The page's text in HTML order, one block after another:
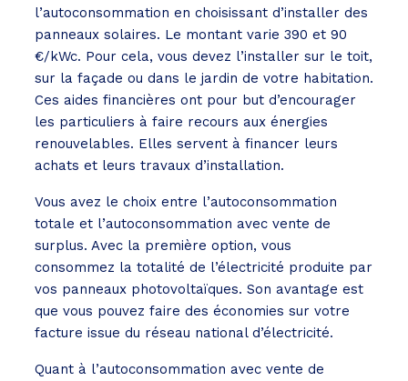
l’autoconsommation en choisissant d’installer des
panneaux solaires. Le montant varie 390 et 90
€/kWc. Pour cela, vous devez l’installer sur le toit,
sur la façade ou dans le jardin de votre habitation.
Ces aides financières ont pour but d’encourager
les particuliers à faire recours aux énergies
renouvelables. Elles servent à financer leurs
achats et leurs travaux d’installation.
Vous avez le choix entre l’autoconsommation
totale et l’autoconsommation avec vente de
surplus. Avec la première option, vous
consommez la totalité de l’électricité produite par
vos panneaux photovoltaïques. Son avantage est
que vous pouvez faire des économies sur votre
facture issue du réseau national d’électricité.
Quant à l’autoconsommation avec vente de